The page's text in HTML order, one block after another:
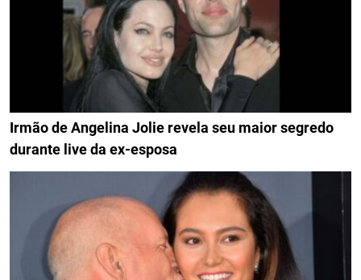
Irmão de Angelina Jolie revela seu maior segredo
durante live da ex-esposa